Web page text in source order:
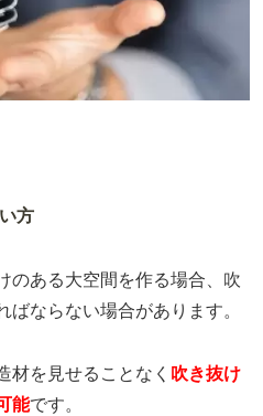
方
のある大空間を作る場合、吹
ばならない場合があります。
材を見せることなく 吹き抜け
能です。